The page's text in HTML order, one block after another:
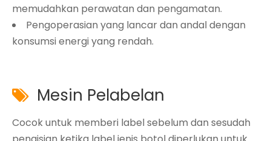
memudahkan perawatan dan pengamatan.
Pengoperasian yang lancar dan andal dengan
konsumsi energi yang rendah.
 Mesin Pelabelan
Cocok untuk memberi label sebelum dan sesudah